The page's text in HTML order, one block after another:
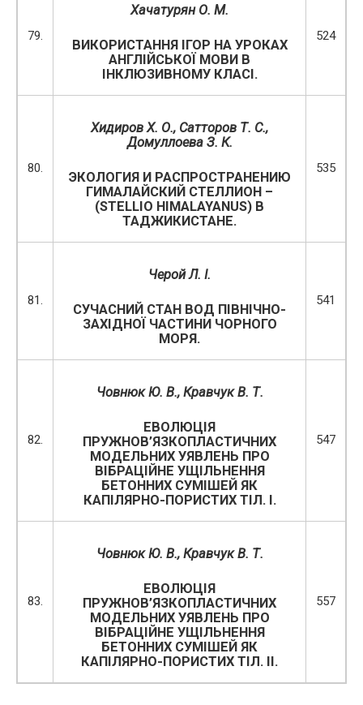
79.
Хачатурян О. М.
ВИКОРИСТАННЯ ІГОР НА УРОКАХ
АНГЛІЙСЬКОЇ МОВИ В
ІНКЛЮЗИВНОМУ КЛАСІ.
524
80.
Хидиров Х. О., Сатторов Т. С.,
Домуллоева З. К.
ЭКОЛОГИЯ И РАСПРОСТРАНЕНИЮ
ГИМАЛАЙСКИЙ СТЕЛЛИОН –
(STELLIO HIMALAYANUS) В
ТАДЖИКИСТАНЕ.
535
81.
Черой Л. І.
СУЧАСНИЙ СТАН ВОД ПІВНІЧНО-
ЗАХІДНОЇ ЧАСТИНИ ЧОРНОГО
МОРЯ.
541
82.
Човнюк Ю. В., Кравчук В. Т.
ЕВОЛЮЦІЯ
ПРУЖНОВ’ЯЗКОПЛАСТИЧНИХ
МОДЕЛЬНИХ УЯВЛЕНЬ ПРО
ВІБРАЦІЙНЕ УЩІЛЬНЕННЯ
БЕТОННИХ СУМІШЕЙ ЯК
КАПІЛЯРНО-ПОРИСТИХ ТІЛ. І.
547
83.
Човнюк Ю. В., Кравчук В. Т.
ЕВОЛЮЦІЯ
ПРУЖНОВ’ЯЗКОПЛАСТИЧНИХ
МОДЕЛЬНИХ УЯВЛЕНЬ ПРО
ВІБРАЦІЙНЕ УЩІЛЬНЕННЯ
БЕТОННИХ СУМІШЕЙ ЯК
КАПІЛЯРНО-ПОРИСТИХ ТІЛ. ІІ.
557